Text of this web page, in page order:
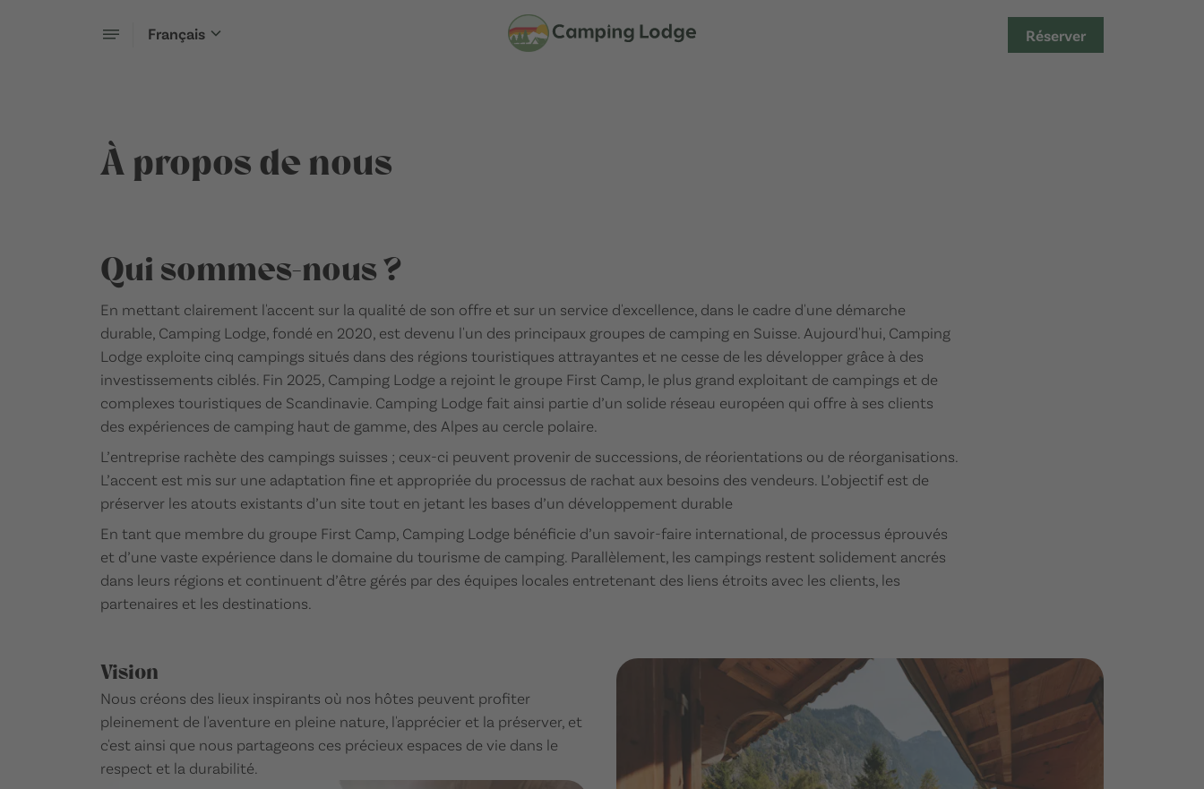
Français Réserver
À propos de nous
Qui sommes-nous ?
En mettant clairement l'accent sur la qualité de son offre et sur un service d'excellence, dans le cadre d'une démarche
durable, Camping Lodge, fondé en 2020, est devenu l'un des principaux groupes de camping en Suisse. Aujourd'hui, Camping
Lodge exploite cinq campings situés dans des régions touristiques attrayantes et ne cesse de les développer grâce à des
investissements ciblés. Fin 2025, Camping Lodge a rejoint le groupe First Camp, le plus grand exploitant de campings et de
complexes touristiques de Scandinavie. Camping Lodge fait ainsi partie d’un solide réseau européen qui offre à ses clients
des expériences de camping haut de gamme, des Alpes au cercle polaire.
L’entreprise rachète des campings suisses ; ceux-ci peuvent provenir de successions, de réorientations ou de réorganisations.
L’accent est mis sur une adaptation fine et appropriée du processus de rachat aux besoins des vendeurs. L’objectif est de
préserver les atouts existants d’un site tout en jetant les bases d’un développement durable
En tant que membre du groupe First Camp, Camping Lodge bénéficie d’un savoir-faire international, de processus éprouvés
et d’une vaste expérience dans le domaine du tourisme de camping. Parallèlement, les campings restent solidement ancrés
dans leurs régions et continuent d’être gérés par des équipes locales entretenant des liens étroits avec les clients, les
partenaires et les destinations.
Vision
Nous créons des lieux inspirants où nos hôtes peuvent profiter
pleinement de l'aventure en pleine nature, l'apprécier et la préserver, et
c'est ainsi que nous partageons ces précieux espaces de vie dans le
respect et la durabilité.